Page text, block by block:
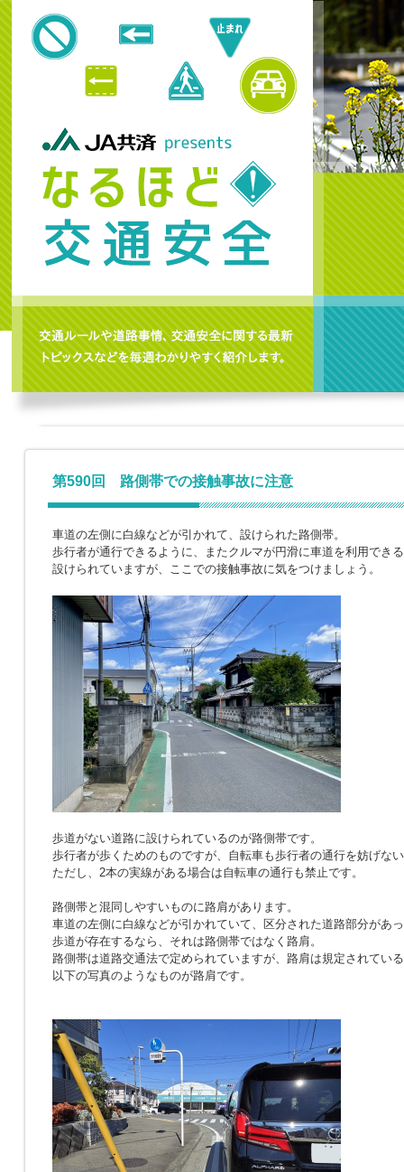
第590回 路側帯での接触事故に注意
車道の左側に白線などが引かれて、設けられた路側帯。
歩行者が通行できるように、またクルマが円滑に車道を利用でき
設けられていますが、ここでの接触事故に気をつけましょう。
歩道がない道路に設けられているのが路側帯です。
歩行者が歩くためのものですが、自転車も歩行者の通行を妨げな
ただし、2本の実線がある場合は自転車の通行も禁止です。
路側帯と混同しやすいものに路肩があります。
車道の左側に白線などが引かれていて、区分された道路部分があ
歩道が存在するなら、それは路側帯ではなく路肩。
路側帯は道路交通法で定められていますが、路肩は規定されてい
以下の写真のようなものが路肩です。